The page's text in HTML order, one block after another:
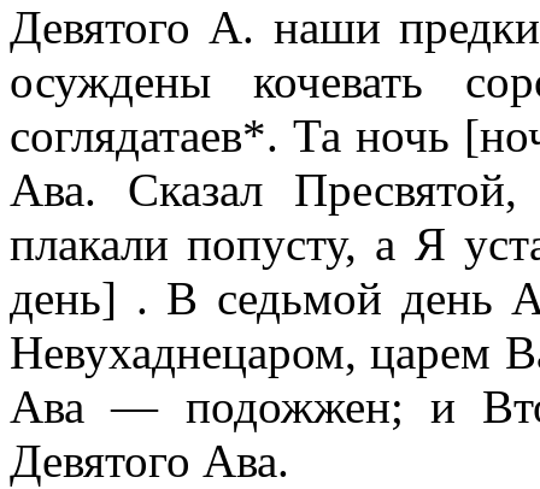
Девятого А. наши
осуждены кочевать
соглядатаев*. Та ночь
Ава. Сказал
плакали попусту, а Я
день] . В седьмой день
Невухаднецаром, царем
Ава — подожжен; и
Девятого Ава.